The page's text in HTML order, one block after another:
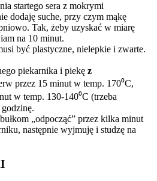
startego sera z mokrymi
dodaję suche, przy czym mąkę
Tak, żeby uzyskać w miarę
na 10 minut.
być plastyczne, nielepkie i zwarte.
piekarnika i piekę z
przez 15 minut w temp. 170⁰C,
w temp. 130-140⁰C (trzeba
„odpocząć” przez kilka minut
następnie wyjmuję i studzę na